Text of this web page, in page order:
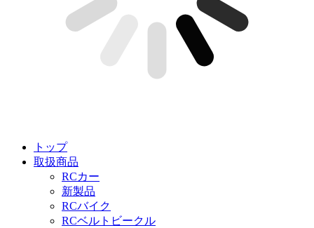
トップ
取扱商品
RCカー
新製品
RCバイク
RCベルトビークル